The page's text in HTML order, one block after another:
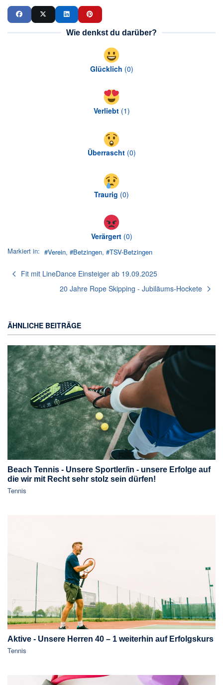
Wie denkst du darüber?
Glücklich (0)
Verliebt(1)
Überrascht(0)
Traurig (0)
Verärgert(0)
Markiert in: Verein Betzingen TSV-Betzingen
Fit mit LineDance Einsteiger ab 19.09.2025
20 Jahre Rope Skipping - Jubiläums-Hockete
ÄHNLICHE BEITRÄGE
Beach Tennis - Unsere Sportler/in - unsere Erfolge auf
die wir mit Recht sehr stolz sein dürfen!
Tennis
Aktive - Unsere Herren 40 – 1 weiterhin auf Erfolgskurs
Tennis